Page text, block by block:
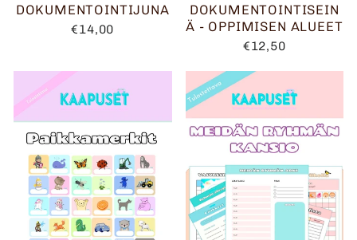
DOKUMENTOINTIJUNA
€14,00
DOKUMENTOINTISEIN
Ä - OPPIMISEN ALUEET
€12,50